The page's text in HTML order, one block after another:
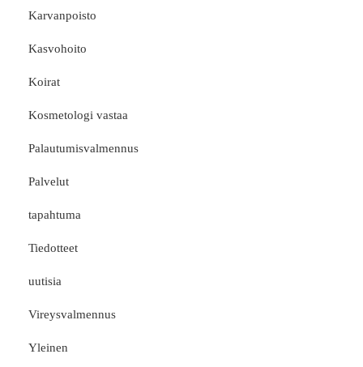
Karvanpoisto
Kasvohoito
Koirat
Kosmetologi vastaa
Palautumisvalmennus
Palvelut
tapahtuma
Tiedotteet
uutisia
Vireysvalmennus
Yleinen